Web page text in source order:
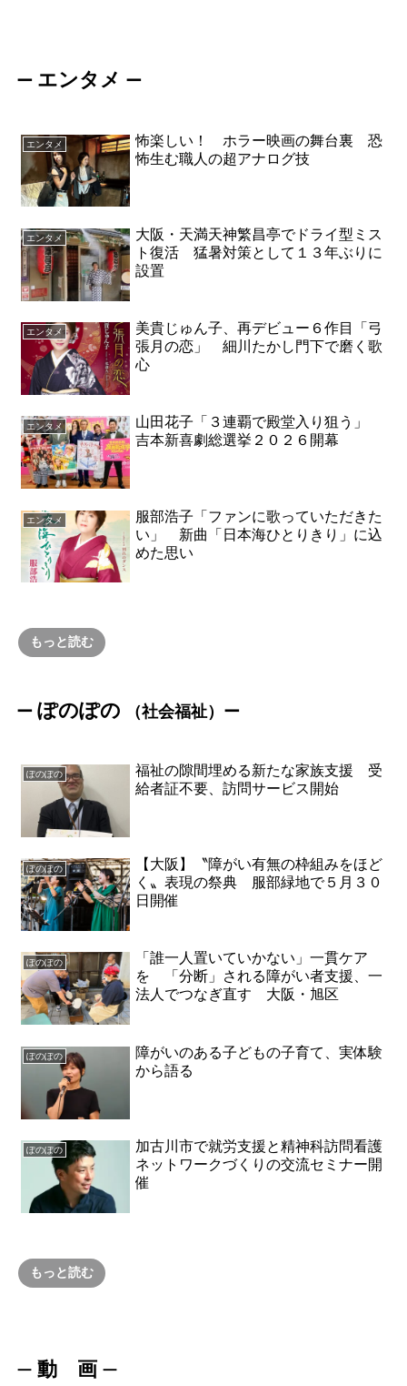
ー エンタメ ー
エンタメ
怖楽しい！ ホラー映画の舞台裏 恐
怖生む職人の超アナログ技
エンタメ
大阪・天満天神繁昌亭でドライ型ミス
ト復活 猛暑対策として１３年ぶりに
設置
エンタメ
美貴じゅん子、再デビュー６作目「弓
張月の恋」 細川たかし門下で磨く歌
心
エンタメ
山田花子「３連覇で殿堂入り狙う」
吉本新喜劇総選挙２０２６開幕
エンタメ
服部浩子「ファンに歌っていただきた
い」 新曲「日本海ひとりきり」に込
めた思い
もっと読む
ー ぽのぽの （社会福祉） ー
ぽのぽの
福祉の隙間埋める新たな家族支援 受
給者証不要、訪問サービス開始
ぽのぽの
【大阪】〝障がい有無の枠組みをほど
く〟表現の祭典 服部緑地で５月３０
日開催
ぽのぽの
「誰一人置いていかない」一貫ケア
を 「分断」される障がい者支援、一
法人でつなぎ直す 大阪・旭区
ぽのぽの
障がいのある子どもの子育て、実体験
から語る
ぽのぽの
加古川市で就労支援と精神科訪問看護
ネットワークづくりの交流セミナー開
催
もっと読む
ー 動 画 ー